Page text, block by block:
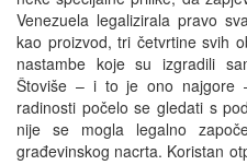
Venezuela legalizirala pravo
kao proizvod, tri četvrtine svih
nastambe koje su izgradili
Štoviše – i to je ono najgore
radinosti počelo se gledati s
nije se mogla legalno
građevinskog nacrta. Koristan